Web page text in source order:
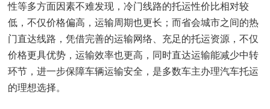
性等多方面因素不难发现，冷门线路的托运性价比相对较
低，不仅价格偏高，运输周期也更长；而省会城市之间的热
门直达线路，凭借完善的运输网络、充足的托运资源，不仅
价格更具优势，运输效率也更高，同时直达运输能减少中转
环节，进一步保障车辆运输安全，是多数车主办理汽车托运
的理想选择。